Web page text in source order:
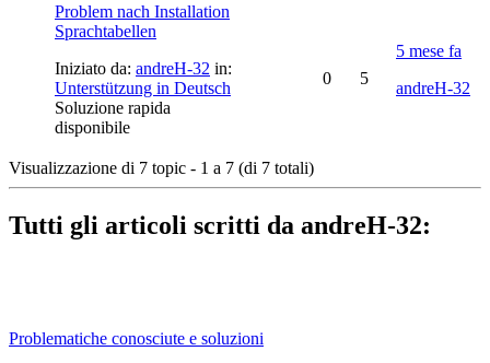
Problem nach Installation
Sprachtabellen
Iniziato da: andreH-32 in:
Unterstützung in Deutsch
Soluzione rapida
disponibile
0 5
5 mese fa
andreH-32
Visualizzazione di 7 topic - 1 a 7 (di 7 totali)
Tutti gli articoli scritti da andreH-32:
Problematiche conosciute e soluzioni